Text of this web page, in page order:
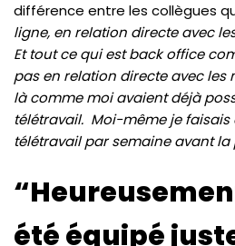
différence entre les collègues
ligne, en relation directe avec
Et tout ce qui est back office
pas en relation directe avec les
là comme moi avaient déjà
télétravail. Moi-même je faisais
télétravail par semaine avant la
été équipé